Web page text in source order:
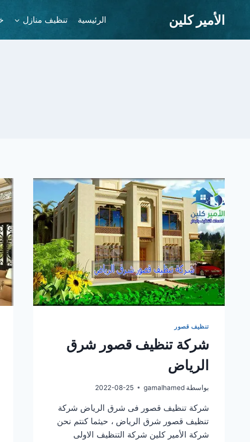
الأمير كلين الرئيسية تنظيف منازل
تنظيف قصور
شركة تنظيف قصور شرق
الرياض
بواسطة gamalhamed
2022-08-25
شركة تنظيف قصور فى شرق الرياض شركة
تنظيف قصور شرق الرياض ، حيثما كنتم نحن
شركة الأمير كلين شركة التنظيف الاولى